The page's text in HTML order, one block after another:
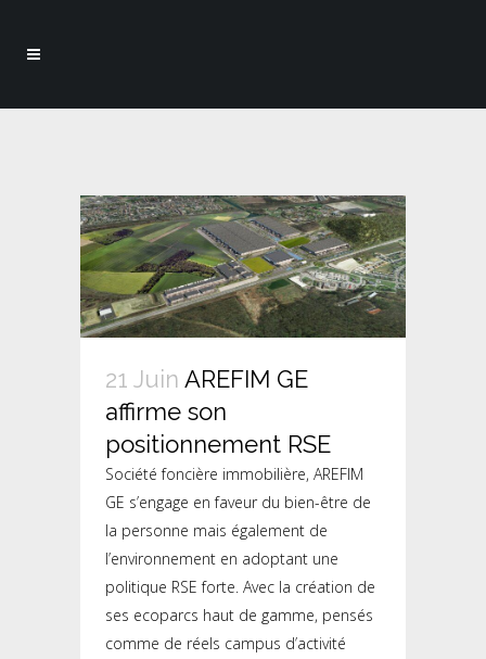
21 Juin AREFIM GE
affirme son
positionnement RSE
Société foncière immobilière, AREFIM
GE s’engage en faveur du bien-être de
la personne mais également de
l’environnement en adoptant une
politique RSE forte. Avec la création de
ses ecoparcs haut de gamme, pensés
comme de réels campus d’activité